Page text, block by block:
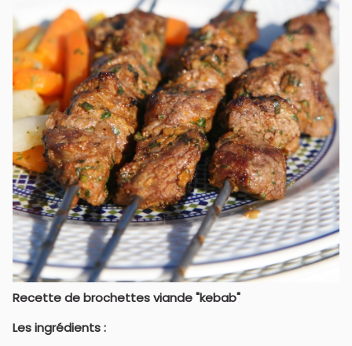
Recette de brochettes viande "kebab"
Les ingrédients :